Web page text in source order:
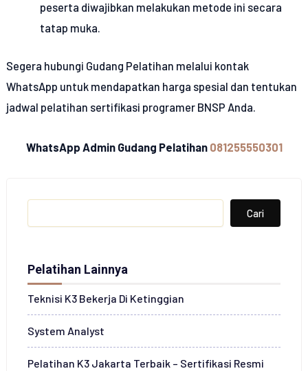
peserta diwajibkan melakukan metode ini secara
tatap muka.
Segera hubungi Gudang Pelatihan melalui kontak
WhatsApp untuk mendapatkan harga spesial dan tentukan
jadwal pelatihan sertifikasi programer BNSP Anda.
WhatsApp Admin Gudang Pelatihan 081255550301
Search
Cari
Pelatihan Lainnya
Teknisi K3 Bekerja Di Ketinggian
System Analyst
Pelatihan K3 Jakarta Terbaik – Sertifikasi Resmi